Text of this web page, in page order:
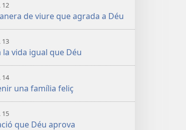
12
de viure que agrada a Déu
13
la vida igual que Déu
14
una família feliç
15
que Déu aprova